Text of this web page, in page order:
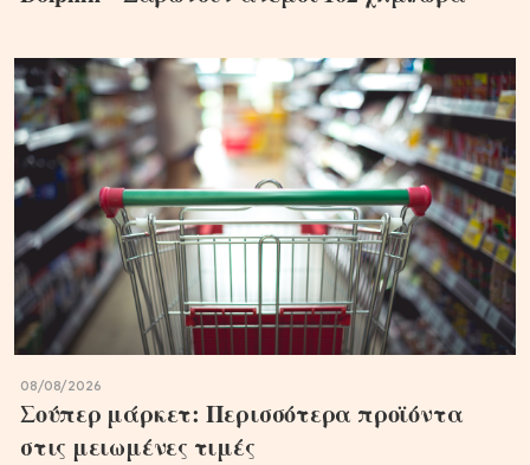
08/08/2026
Σούπερ μάρκετ: Περισσότερα προϊόντα
στις μειωμένες τιμές